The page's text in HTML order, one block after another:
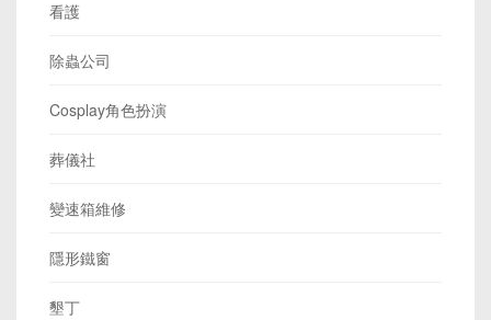
看護
除蟲公司
Cosplay角色扮演
葬儀社
變速箱維修
隱形鐵窗
墾丁